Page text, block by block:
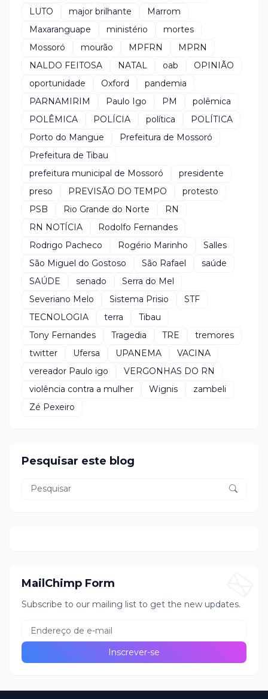
LUTO
major brilhante
Marrom
Maxaranguape
ministério
mortes
Mossoró
mourão MPFRN
MPRN
NALDO FEITOSA
NATAL oab
OPINIÃO
oportunidade
Oxford
pandemia
PARNAMIRIM
Paulo Igo PM
polêmica
POLÊMICA
POLÍCIA política
POLÍTICA
Porto do Mangue
Prefeitura de Mossoró
Prefeitura de Tibau
prefeitura municipal de Mossoró
presidente
preso
PREVISÃO DO TEMPO
protesto
PSB
Rio Grande do Norte
RN
RN NOTÍCIA
Rodolfo Fernandes
Rodrigo Pacheco
Rogério Marinho
Salles
São Miguel do Gostoso
São Rafael
saúde
SAÚDE
senado
Serra do Mel
Severiano Melo
Sistema Prisio
STF
TECNOLOGIA
terra
Tibau
Tony Fernandes
Tragedia TRE
tremores
twitter
Ufersa UPANEMA
VACINA
vereador Paulo igo
VERGONHAS DO RN
violência contra a mulher
Wignis
zambeli
Zé Pexeiro
Pesquisar este blog
MailChimp Form
Subscribe to our mailing list to get the new updates.